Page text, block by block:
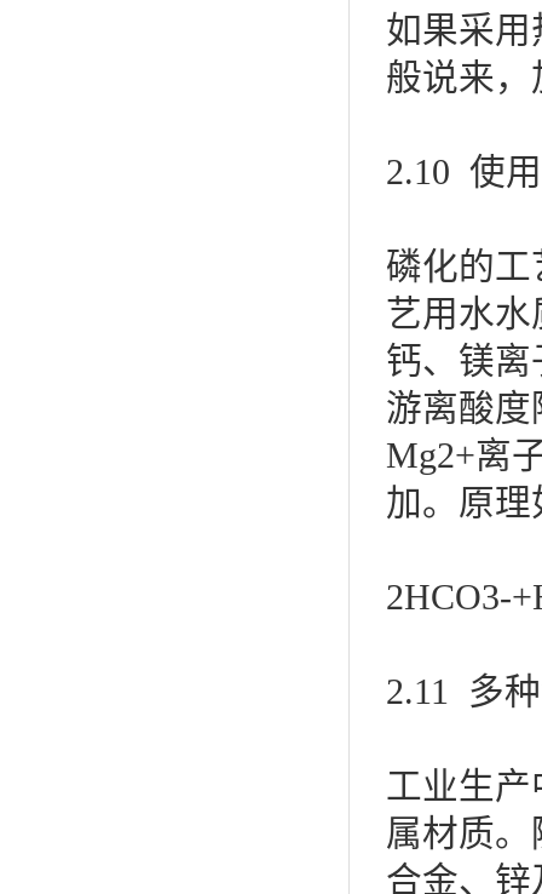
如果采
般说来
2.10 使
磷化的
艺用水水
钙、镁
游离酸度
Mg2+离
加。原理
2.11 多
工业生
属材质
合金、